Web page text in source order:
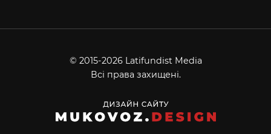
© 2015-2026 Latifundist Media
Всі права захищені.